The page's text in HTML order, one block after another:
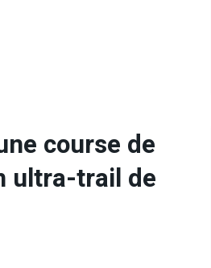
course de
ultra-trail de